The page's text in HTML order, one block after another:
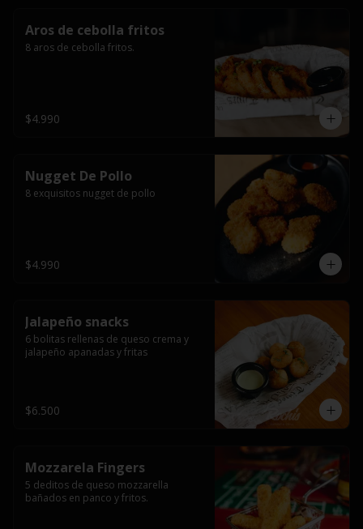
Aros de cebolla fritos
8 aros de cebolla fritos.
$4.990
Nugget De Pollo
8 exquisitos nugget de pollo
$4.990
Jalapeño snacks
6 bolitas rellenas de queso crema y
jalapeño apanadas y fritas
$6.500
Mozzarela Fingers
5 deditos de queso mozzarella
bañados en panco y fritos.